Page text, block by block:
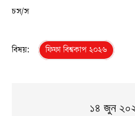
চস/স
বিষয়: ফিফা বিশ্বকাপ ২০২৬
১৪ জুন